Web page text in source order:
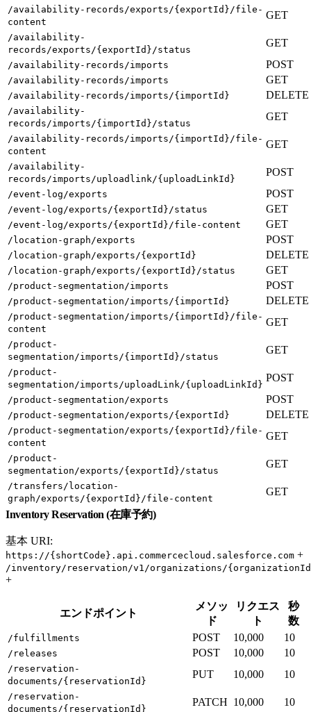
/availability-records/exports/{exportId}/file-
content
GET
/availability-
records/exports/{exportId}/status
GET
/availability-records/imports POST
/availability-records/imports GET
/availability-records/imports/{importId} DELETE
/availability-
records/imports/{importId}/status
GET
/availability-records/imports/{importId}/file-
content
GET
/availability-
records/imports/uploadlink/{uploadLinkId}
POST
/event-log/exports POST
/event-log/exports/{exportId}/status GET
/event-log/exports/{exportId}/file-content GET
/location-graph/exports POST
/location-graph/exports/{exportId} DELETE
/location-graph/exports/{exportId}/status GET
/product-segmentation/imports POST
/product-segmentation/imports/{importId} DELETE
/product-segmentation/imports/{importId}/file-
content
GET
/product-
segmentation/imports/{importId}/status
GET
/product-
segmentation/imports/uploadLink/{uploadLinkId}
POST
/product-segmentation/exports POST
/product-segmentation/exports/{exportId} DELETE
/product-segmentation/exports/{exportId}/file-
content
GET
/product-
segmentation/exports/{exportId}/status
GET
/transfers/location-
graph/exports/{exportId}/file-content
GET
Inventory Reservation (在庫予約)
基本 URI:
https://{shortCode}.api.commercecloud.salesforce.com +
/inventory/reservation/v1/organizations/
+
エンドポイント
メソッ
ド
リクエス
ト
秒
数
/fulfillments POST 10,000 10
/releases POST 10,000 10
/reservation-
documents/{reservationId}
PUT 10,000 10
/reservation-
documents/{reservationId}
PATCH 10,000 10